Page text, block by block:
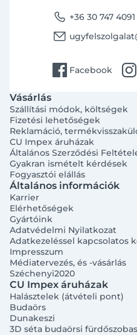
phone +36 30 747 4091
email
facebook Facebook instagram
Vásárlás
Szállítási módok, költségek
Fizetési lehetőségek
Reklamáció,
CU Impex áruházak
Általános Szerződési
Gyakran ismételt kérdések
Fogyasztói elállás
Általános információk
Karrier
Elérhetőségek
Gyártóink
Adatvédelmi Nyilatkozat
Adatkezeléssel kapcsolatos
Impresszum
Médiatervezés, és -vásárlás
Széchenyi2020
CU Impex áruházak
Halásztelek (átvételi pont)
Budaörs
Dunakeszi
3D séta budaörsi